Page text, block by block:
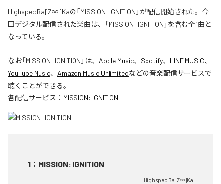
Highspec Ba[Z∞]Kaの「MISSION: IGNITION」が配信開始された。今
回デジタル配信された楽曲は、「MISSION: IGNITION」を含む全1曲と
なっている。
なお「MISSION: IGNITION 」は、 Apple Music、 Spotify、 LINE MUSIC、
YouTube Music、 Amazon Music Unlimitedなどの音楽配信サービスで
聴くことができる。
各配信サービス： MISSION: IGNITION
1 ： MISSION: IGNITION
Highspec Ba[Z∞]Ka